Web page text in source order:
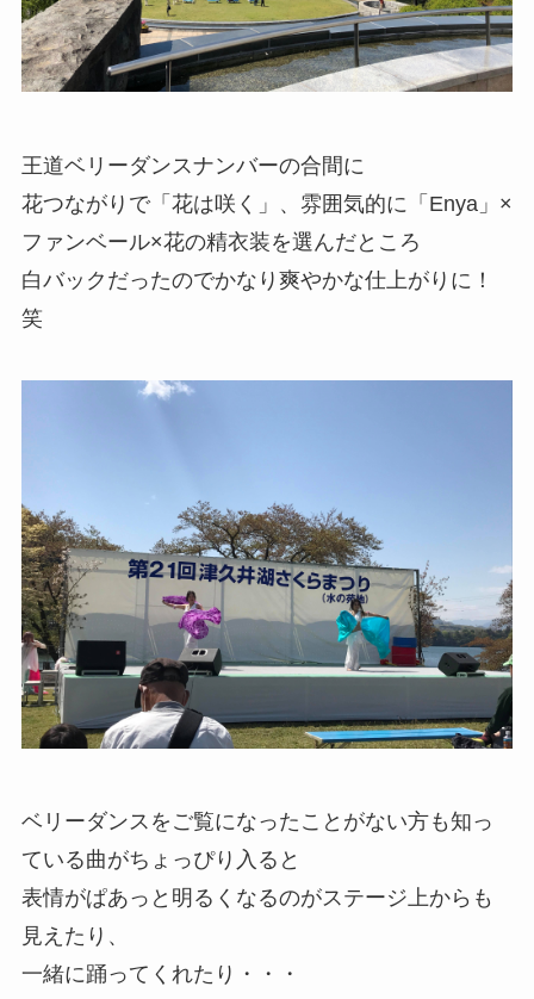
王道ベリーダンスナンバーの合間に
花つながりで「花は咲く」、雰囲気的に「Enya」×
ファンベール×花の精衣装を選んだところ
白バックだったのでかなり爽やかな仕上がりに！
笑
ベリーダンスをご覧になったことがない方も知っ
ている曲がちょっぴり入ると
表情がぱあっと明るくなるのがステージ上からも
見えたり、
一緒に踊ってくれたり・・・